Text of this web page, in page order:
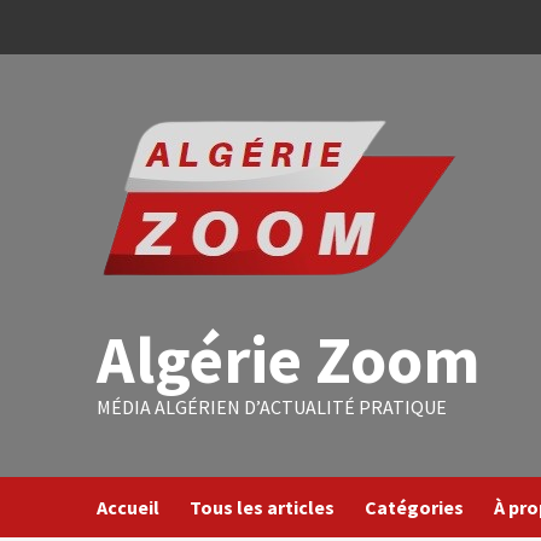
Algérie Zoom
MÉDIA ALGÉRIEN D’ACTUALITÉ PRATIQUE
Accueil Tous les articles Catégories À